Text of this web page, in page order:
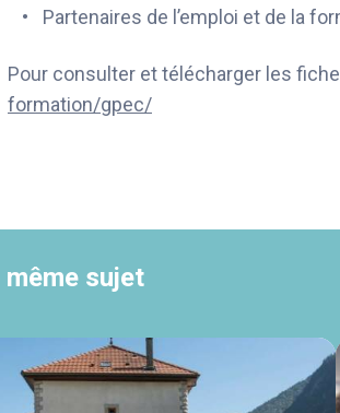
Partenaires de l’emploi et de la
Pour consulter et télécharger les
formation/gpec/
même sujet